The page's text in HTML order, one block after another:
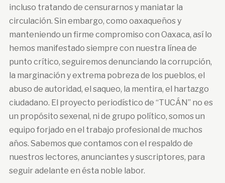
incluso tratando de censurarnos y maniatar la
circulación. Sin embargo, como oaxaqueños y
manteniendo un firme compromiso con Oaxaca, así lo
hemos manifestado siempre con nuestra línea de
punto crítico, seguiremos denunciando la corrupción,
la marginación y extrema pobreza de los pueblos, el
abuso de autoridad, el saqueo, la mentira, el hartazgo
ciudadano. El proyecto periodístico de “TUCÁN” no es
un propósito sexenal, ni de grupo político, somos un
equipo forjado en el trabajo profesional de muchos
años. Sabemos que contamos con el respaldo de
nuestros lectores, anunciantes y suscriptores, para
seguir adelante en ésta noble labor.